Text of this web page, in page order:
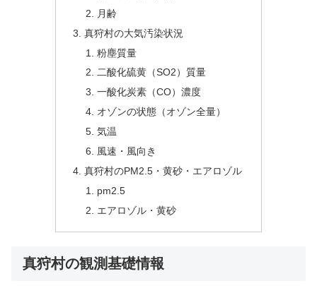
月齢
真狩村の大気汚染状況
粉塵質量
二酸化硫黄（SO2）質量
一酸化炭素（CO）濃度
オゾンの状態（オゾン全量）
気温
風速・風向き
真狩村のPM2.5・黄砂・エアロゾル
pm2.5
エアロゾル・黄砂
真狩村の観測基礎情報